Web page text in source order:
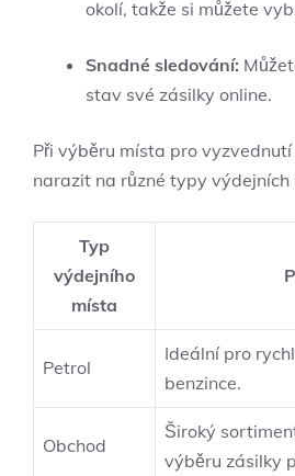
okolí, takže si můžete
Snadné sledování:
stav své zásilky online.
Při výběru místa pro
narazit na různé typy výdejních
Typ
výdejního
místa
Petrol
Ideální pro
benzince.
Obchod
Široký
výběru zásilky